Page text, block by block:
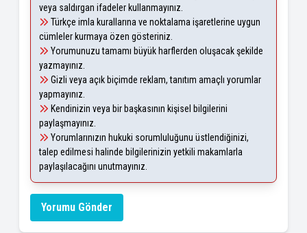
veya saldırgan ifadeler kullanmayınız.
Türkçe imla kurallarına ve noktalama işaretlerine uygun
cümleler kurmaya özen gösteriniz.
Yorumunuzu tamamı büyük harflerden oluşacak şekilde
yazmayınız.
Gizli veya açık biçimde reklam, tanıtım amaçlı yorumlar
yapmayınız.
Kendinizin veya bir başkasının kişisel bilgilerini
paylaşmayınız.
Yorumlarınızın hukuki sorumluluğunu üstlendiğinizi,
talep edilmesi halinde bilgilerinizin yetkili makamlarla
paylaşılacağını unutmayınız.
Yorumu Gönder